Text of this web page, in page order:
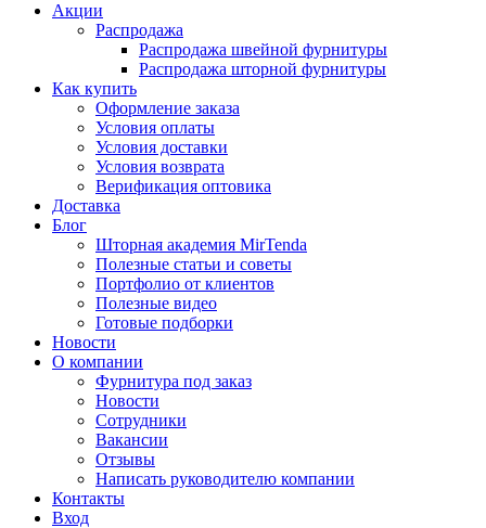
Акции
Распродажа
Распродажа швейной фурнитуры
Распродажа шторной фурнитуры
Как купить
Оформление заказа
Условия оплаты
Условия доставки
Условия возврата
Верификация оптовика
Доставка
Блог
Шторная академия MirTenda
Полезные статьи и советы
Портфолио от клиентов
Полезные видео
Готовые подборки
Новости
О компании
Фурнитура под заказ
Новости
Сотрудники
Вакансии
Отзывы
Написать руководителю компании
Контакты
Вход